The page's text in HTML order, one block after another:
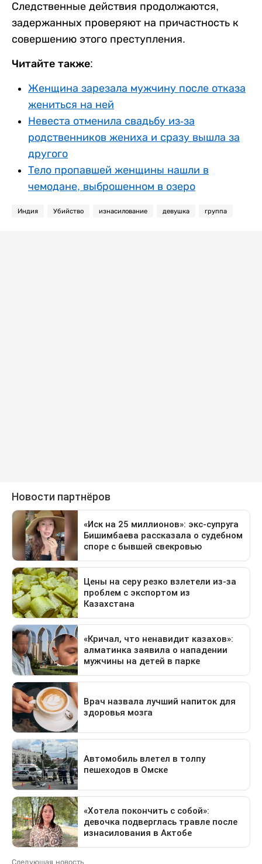
Следственные действия продолжаются,
задержанных проверяют на причастность к
совершению этого преступления.
Читайте также:
Женщина зарезала мужчину после отказа
жениться на ней
Невеста отменила свадьбу из-за
родственников жениха и сразу вышла за
другого
Тело пропавшей женщины нашли в
чемодане, выброшенном в озеро
Индия Убийство изнасилование девушка группа